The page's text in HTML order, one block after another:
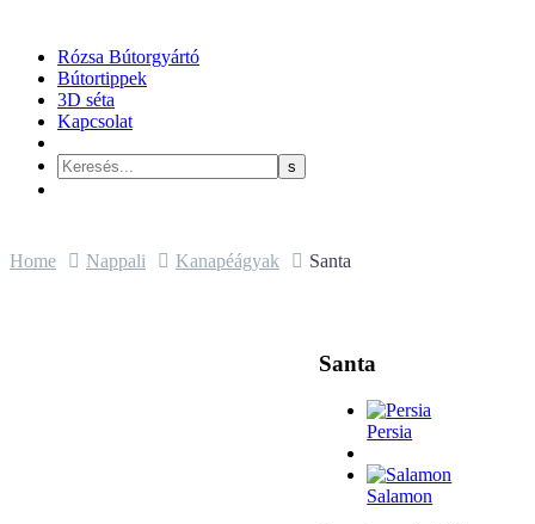
Rózsa Bútorgyártó
Bútortippek
3D séta
Kapcsolat
Home Nappali Kanapéágyak Santa
Santa
Persia
Salamon